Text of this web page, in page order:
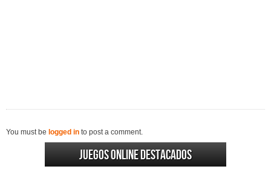
You must be logged in to post a comment.
Juegos online destacados